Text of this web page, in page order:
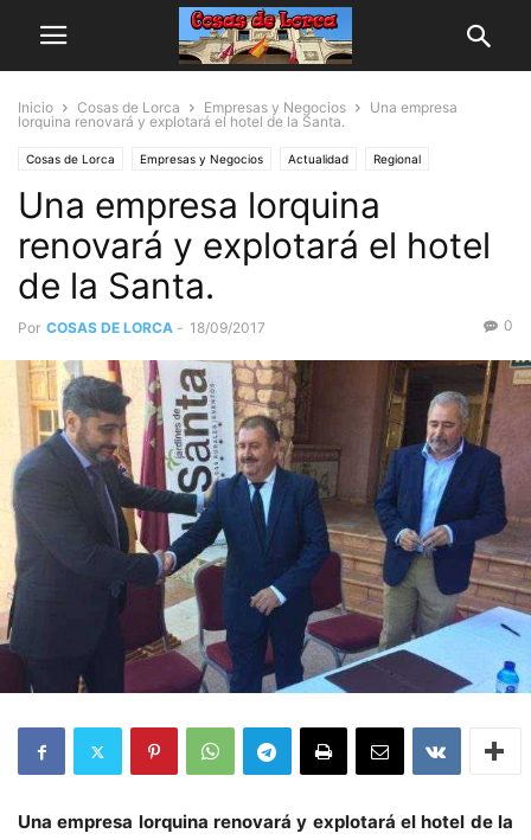
Inicio Cosas de Lorca Empresas y Negocios
Una empresa
lorquina renovará y explotará el hotel de la Santa.
Cosas de Lorca Empresas y Negocios Actualidad Regional
Una empresa lorquina
renovará y explotará el hotel
de la Santa.
Por COSAS DE LORCA - 18/09/2017 0
Una empresa lorquina renovará y explotará el hotel de la